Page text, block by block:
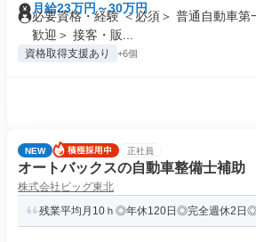
月給23万円～30万円
必要資格・経験 ＜必須＞ 普通自動車第
歓迎＞ 接客・販...
資格取得支援あり +6個
NEW 正社員
オートバックスの自動車整備士補助
株式会社ビッグ東北
残業平均月10ｈ◎年休120日◎完全週休2日